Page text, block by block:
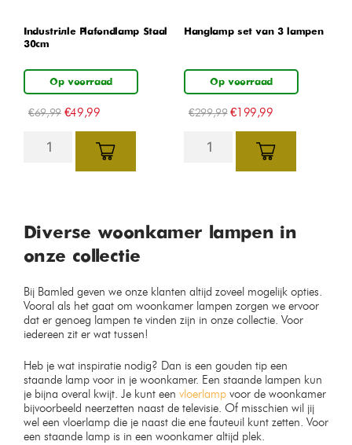
Industriële Plafondlamp Staal
30cm
Op voorraad
€69,99 €49,99
Hanglamp set van 3 lampen
Op voorraad
€299,99 €199,99
Diverse woonkamer lampen in
onze collectie
Bij Bamled geven we onze klanten altijd zoveel mogelijk opties.
Vooral als het gaat om woonkamer lampen zorgen we ervoor
dat er genoeg lampen te vinden zijn in onze collectie. Voor
iedereen zit er wat tussen!
Heb je wat inspiratie nodig? Dan is een gouden tip een
staande lamp voor in je woonkamer. Een staande lampen kun
je bijna overal kwijt. Je kunt een vloerlamp voor de woonkamer
bijvoorbeeld neerzetten naast de televisie. Of misschien wil jij
wel een vloerlamp die je naast die ene fauteuil kunt zetten. Voor
een staande lamp is in een woonkamer altijd plek.